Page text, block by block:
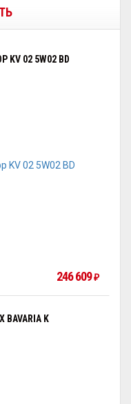
KV 02 5W02 BD
246 609 ₽
K